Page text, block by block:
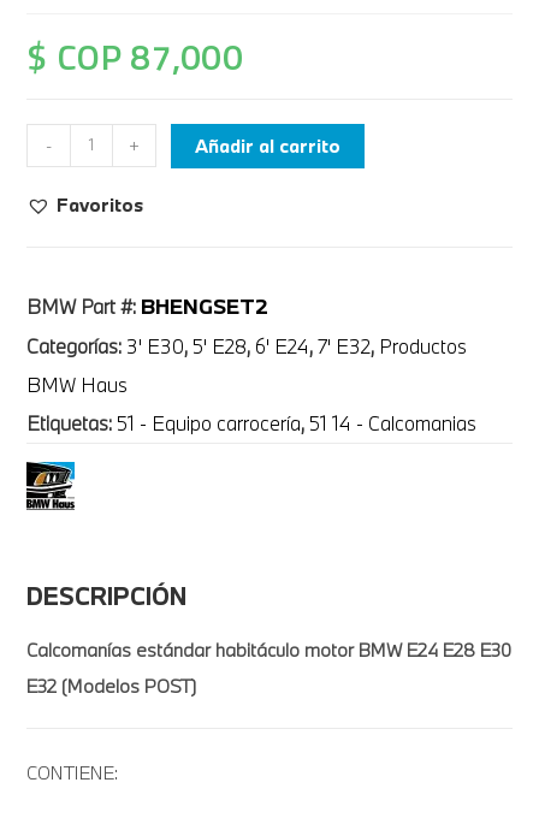
$ COP87,000
- + Añadir al carrito
Favoritos
BMW Part #: BHENGSET2
Categorías: 3' E30, 5' E28, 6' E24,7' E32, Productos
BMW Haus
Etiquetas: 51 - Equipo carrocería, 51 14 - Calcomanias
DESCRIPCIÓN
Calcomanías estándar habitáculo motor BMW E24 E28 E30
E32 (Modelos POST)
CONTIENE: